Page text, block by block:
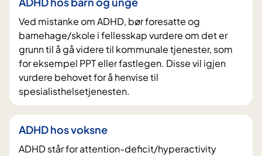
Ved mistanke om ADHD, bør foresatte og
barnehage/skole i fellesskap vurdere om det er
grunn til å gå videre til kommunale tjenester, som
for eksempel PPT eller fastlegen. Disse vil igjen
vurdere behovet for å henvise til
spesialisthelsetjenesten.
ADHD hos voksne
ADHD står for attention-deficit/hyperactivity